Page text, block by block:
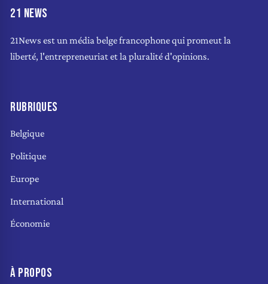
21 NEWS
21News est un média belge francophone qui promeut la
liberté, l'entrepreneuriat et la pluralité d'opinions.
RUBRIQUES
Belgique
Politique
Europe
International
Économie
À PROPOS